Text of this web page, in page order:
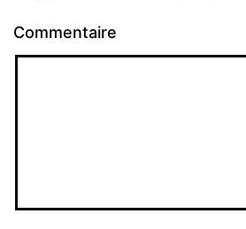
Commentaire